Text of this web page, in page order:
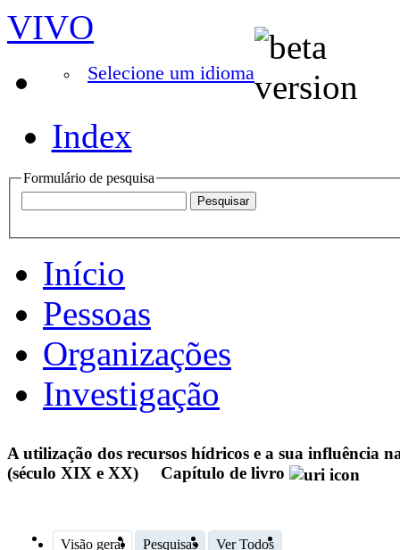
VIVO
Selecione um idioma
Index
Formulário de pesquisa
Início
Pessoas
Organizações
Investigação
A utilização dos recursos hídricos e a sua influência
(século XIX e XX)
Capítulo de livro
Visão geral Pesquisas Ver Todos